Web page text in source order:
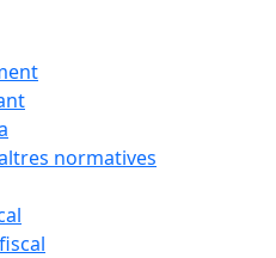
normatives